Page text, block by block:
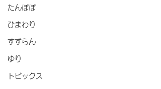
たんぽぽ
ひまわり
すずらん
ゆり
トピックス